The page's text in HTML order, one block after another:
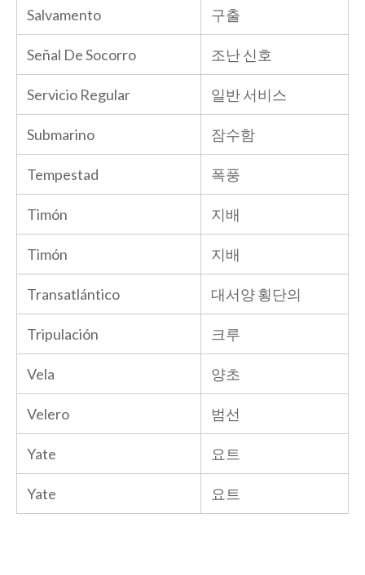
Salvamento 구출
Señal De Socorro 조난 신호
Servicio Regular 일반 서비스
Submarino 잠수함
Tempestad 폭풍
Timón 지배
Timón 지배
Transatlántico 대서양 횡단의
Tripulación 크루
Vela 양초
Velero 범선
Yate 요트
Yate 요트